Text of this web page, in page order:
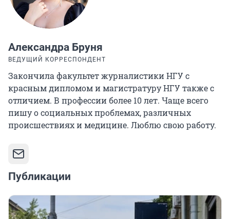
Александра Бруня
ВЕДУЩИЙ КОРРЕСПОНДЕНТ
Закончила факультет журналистики НГУ с
красным дипломом и магистратуру НГУ также с
отличием. В профессии более 10 лет. Чаще всего
пишу о социальных проблемах, различных
происшествиях и медицине. Люблю свою работу.
Публикации